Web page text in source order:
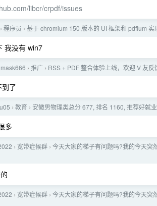
libcr/crpdf/issues
› 程序员 › 基于 chromium 150 版本的 UI 框架和 pdfium 实
我没有 win7
› 推广 › RSS + PDF 整合体验上线，欢迎 V 友反
了
› 教育 › 安徽男物理类总分 677, 排名 1160, 推荐好就
多
› 宽带症候群 › 今天大家的梯子有问题吗?我的今天突
› 宽带症候群 › 今天大家的梯子有问题吗?我的今天突